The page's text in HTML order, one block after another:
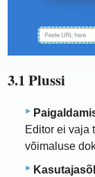
3.1 Plussi
Editor ei vaja
võimaluse